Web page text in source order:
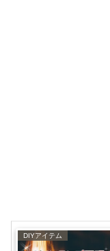
DIYアイテム